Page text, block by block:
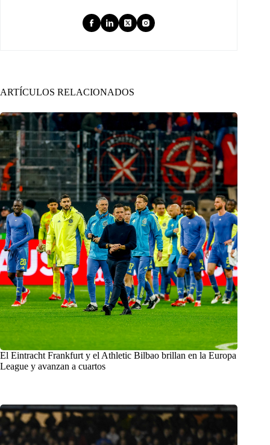
ARTÍCULOS RELACIONADOS
El Eintracht Frankfurt y el Athletic Bilbao brillan en la Europa
League y avanzan a cuartos